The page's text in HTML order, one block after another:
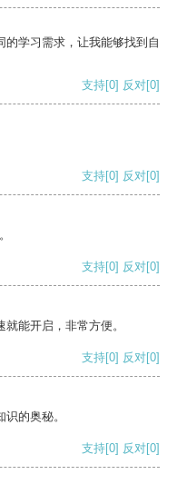
学习需求，让我能够找到自
支持[0] 反对[0]
支持[0] 反对[0]
支持[0] 反对[0]
能开启，非常方便。
支持[0] 反对[0]
的奥秘。
支持[0] 反对[0]